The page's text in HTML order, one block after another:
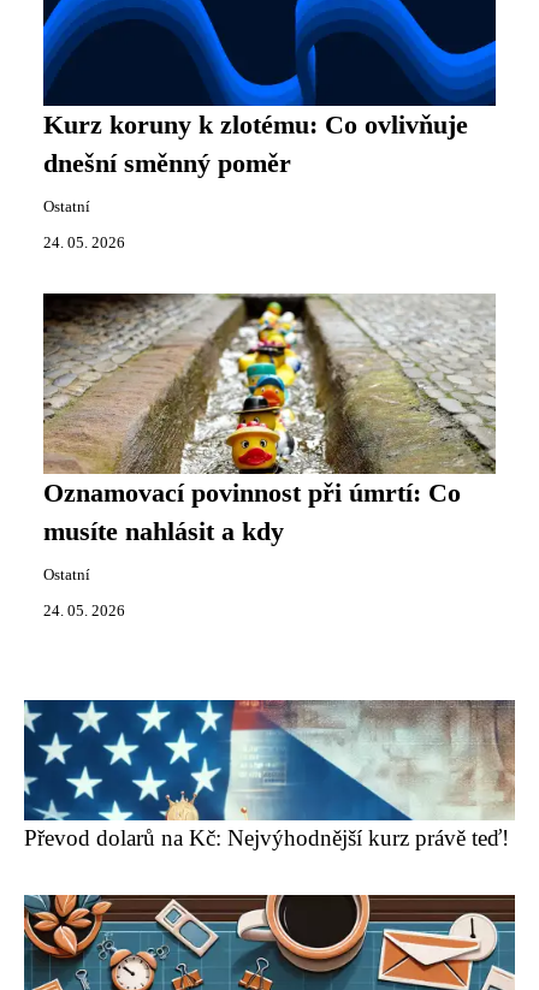
Kurz koruny k zlotému: Co ovlivňuje
dnešní směnný poměr
Ostatní
24. 05. 2026
Oznamovací povinnost při úmrtí: Co
musíte nahlásit a kdy
Ostatní
24. 05. 2026
Převod dolarů na Kč: Nejvýhodnější kurz právě teď!